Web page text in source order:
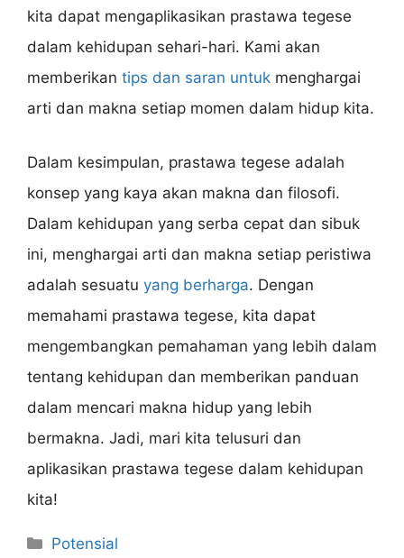
kita dapat mengaplikasikan prastawa tegese
dalam kehidupan sehari-hari. Kami akan
memberikan tips dan saran untuk menghargai
arti dan makna setiap momen dalam hidup kita.
Dalam kesimpulan, prastawa tegese adalah
konsep yang kaya akan makna dan filosofi.
Dalam kehidupan yang serba cepat dan sibuk
ini, menghargai arti dan makna setiap peristiwa
adalah sesuatu yang berharga. Dengan
memahami prastawa tegese, kita dapat
mengembangkan pemahaman yang lebih dalam
tentang kehidupan dan memberikan panduan
dalam mencari makna hidup yang lebih
bermakna. Jadi, mari kita telusuri dan
aplikasikan prastawa tegese dalam kehidupan
kita!
Categories
Potensial